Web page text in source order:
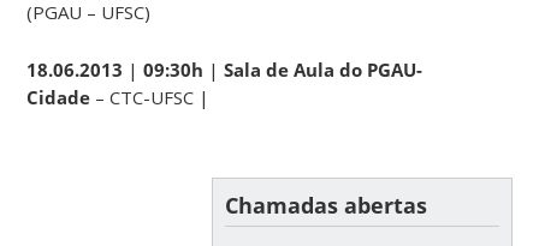
(PGAU – UFSC)
18.06.2013 |09:30h |Sala de Aula do PGAU-
Cidade – CTC-UFSC |
Chamadas abertas